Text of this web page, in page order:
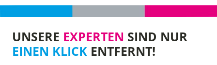
UNSERE EXPERTEN SIND NUR
EINEN KLICK ENTFERNT!